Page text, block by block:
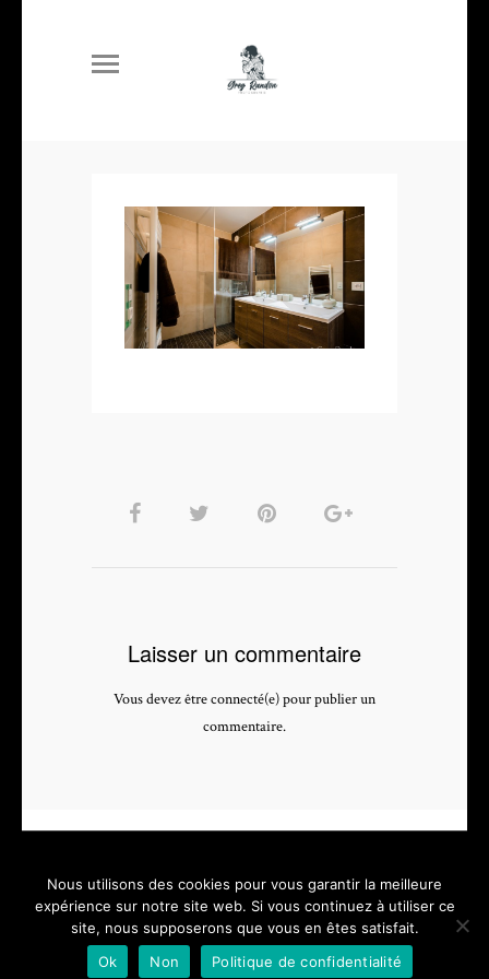
Laisser un commentaire
Vous devez être connecté(e) pour publier un
commentaire.
PHOTOGRAPHE & VIDEASTE PROFESSIONNEL - depuis 2005 -
Nous utilisons des cookies pour vous garantir la meilleure
expérience sur notre site web. Si vous continuez à utiliser ce
site, nous supposerons que vous en êtes satisfait.
Ok
Non Politique de confidentialité